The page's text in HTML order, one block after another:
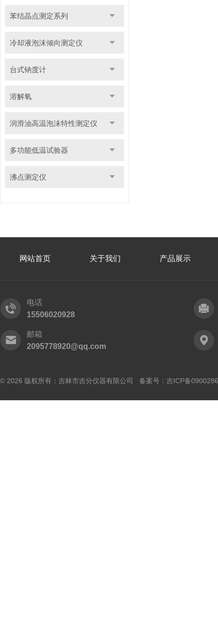
苯结晶点测定系列
冷却液泡沫倾向测定仪
台式钠度计
溶解氧
润滑油高温泡沫特性测定仪
多功能低温试验器
沸点测定仪
网站首页 关于我们 产品展示
电话
15506020928
邮箱
2095778920@qq.com
© 2026 版权所有：吉林市吉分仪器有限公司 备案号： 吉ICP备